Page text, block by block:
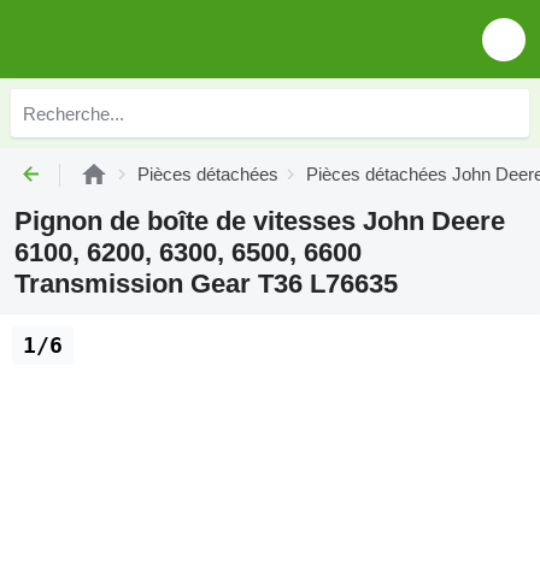
Pièces détachées Pièces détachées John
Pignon de boîte de vitesses John Deere
6100, 6200, 6300, 6500, 6600
Transmission Gear T36 L76635
1/6